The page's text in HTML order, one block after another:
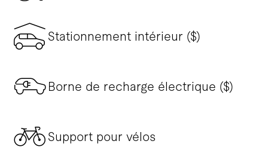
Stationnement intérieur ($)
Borne de recharge électrique ($)
Support pour vélos